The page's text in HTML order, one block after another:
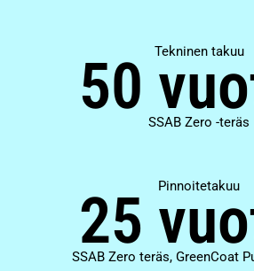
Tekninen takuu
50SSAB Zero -teräs
Pinnoitetakuu
25
SSAB Zero teräs, GreenCoat